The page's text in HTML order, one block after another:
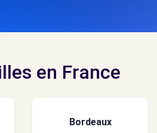
en France
Bordeaux